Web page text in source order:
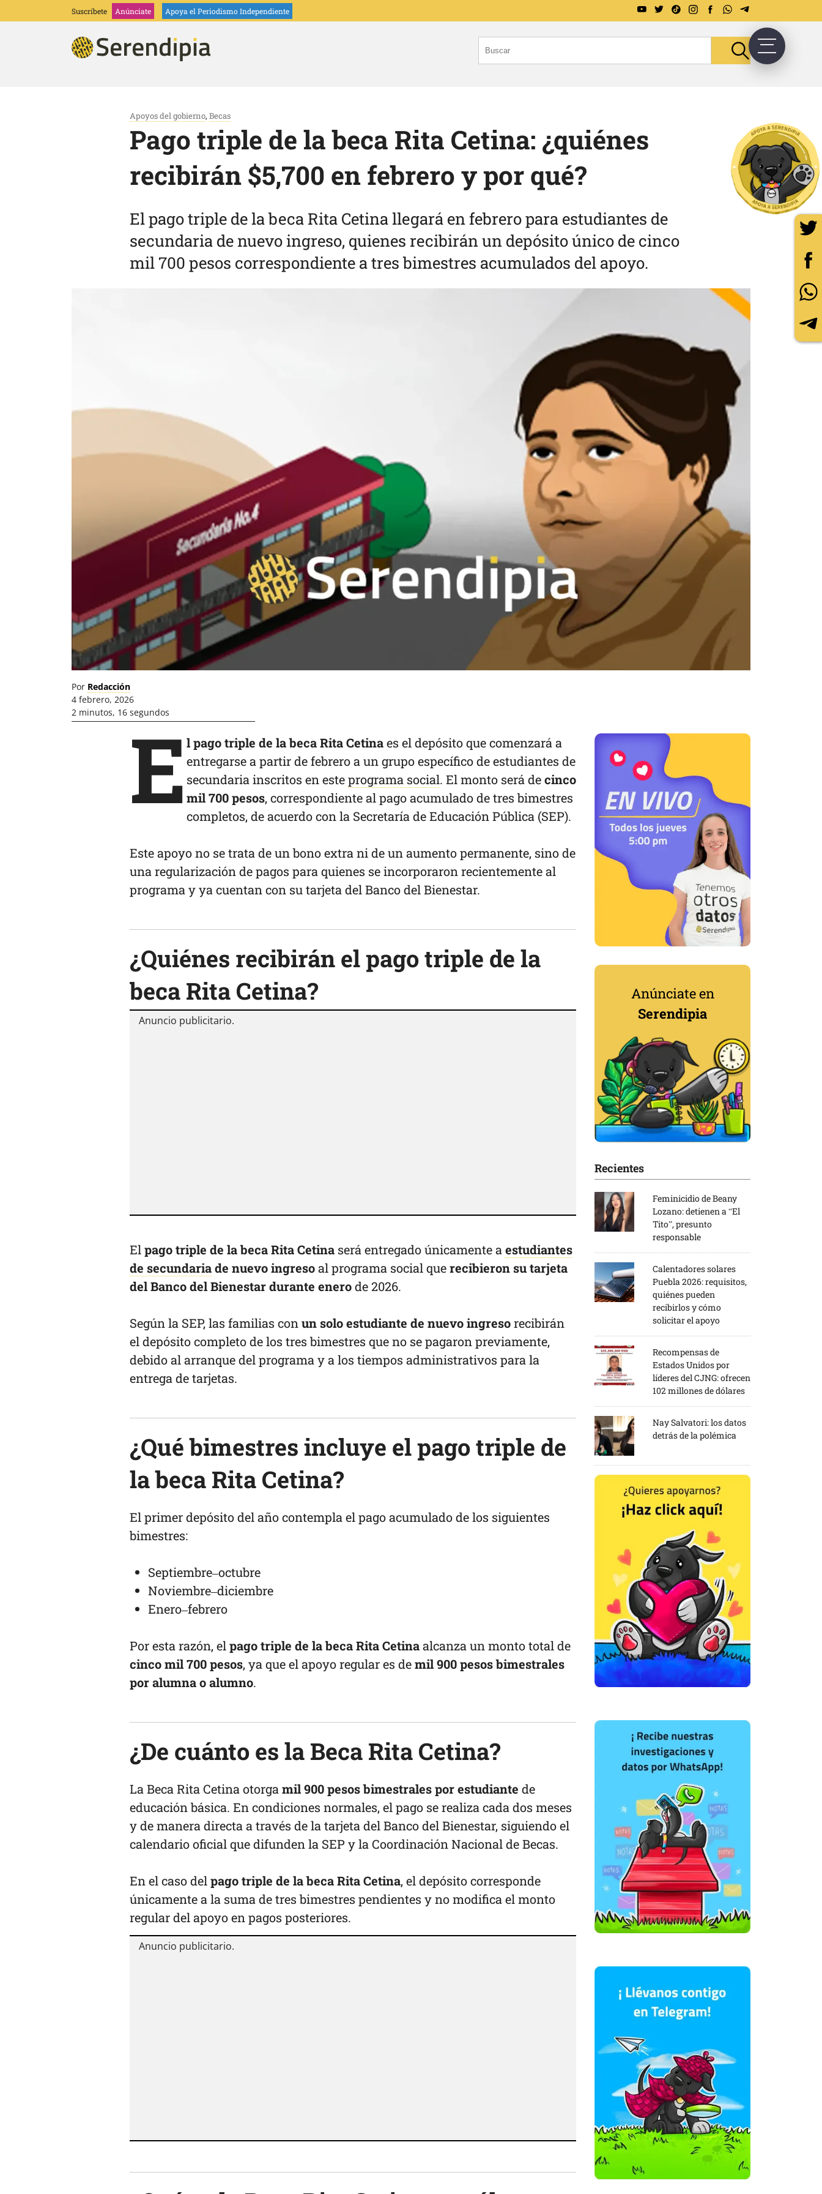
Suscríbete Anúnciate Apoya el Periodismo Independiente
Apoyos del gobierno, Becas
Pago triple de la beca Rita Cetina: ¿quiénes
recibirán $5,700 en febrero y por qué?
El pago triple de la beca Rita Cetina llegará en febrero para estudiantes de
secundaria de nuevo ingreso, quienes recibirán un depósito único de cinco
mil 700 pesos correspondiente a tres bimestres acumulados del apoyo.
Por Redacción
4 febrero, 2026
2 minutos, 16 segundos
E l pago triple de la beca Rita Cetinaes el depósito que comenzará a
entregarse a partir de febrero a un grupo específico de estudiantes de
secundaria inscritos en esteprograma social. El monto será decinco
mil 700 pesos, correspondiente al pago acumulado de tres bimestres
completos, de acuerdo con la Secretaría de Educación Pública (SEP).
Este apoyo no se trata de un bono extra ni de un aumento permanente, sino de
una regularización de pagos para quienes se incorporaron recientemente al
programa y ya cuentan con su tarjeta del Banco del Bienestar.
¿Quiénes recibirán el pago triple de la
beca Rita Cetina?
Elpago triple de la beca Rita Cetina será entregado únicamente a estudiantes
de secundariade nuevo ingresoal programa social querecibieron su tarjeta
del Banco del Bienestar durante enerode 2026.
Según la SEP, las familias conun solo estudiante de nuevo ingresorecibirán
el depósito completo de los tres bimestres que no se pagaron previamente,
debido al arranque del programa y a los tiempos administrativos para la
entrega de tarjetas.
¿Qué bimestres incluye el pago triple de
la beca Rita Cetina?
El primer depósito del año contempla el pago acumulado de los siguientes
bimestres:
Septiembre–octubre
Noviembre–diciembre
Enero–febrero
Por esta razón, elpago triple de la beca Rita Cetinaalcanza un monto total de
cinco mil 700 pesos, ya que el apoyo regular es demil 900 pesos bimestrales
por alumna o alumno.
¿De cuánto es la Beca Rita Cetina?
La Beca Rita Cetina otorga mil 900 pesos bimestrales por estudiante de
educación básica. En condiciones normales, el pago se realiza cada dos meses
y de manera directa a través de la tarjeta del Banco del Bienestar, siguiendo el
calendario oficial que difunden la SEP y la Coordinación Nacional de Becas.
En el caso delpago triple de la beca Rita Cetina, el depósito corresponde
únicamente a la suma de tres bimestres pendientes y no modifica el monto
regular del apoyo en pagos posteriores.
Anúnciate en
Serendipia
Recientes
Feminicidio de Beany
Lozano: detienen a “El
Tito”, presunto
responsable
Calentadores solares
Puebla 2026: requisitos,
quiénes pueden
recibirlos y cómo
solicitar el apoyo
Recompensas de
Estados Unidos por
líderes del CJNG: ofrecen
102 millones de dólares
Nay Salvatori: los datos
detrás de la polémica